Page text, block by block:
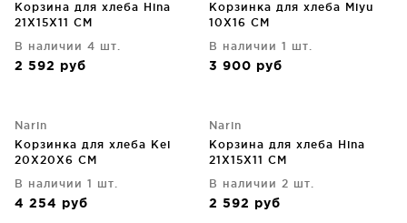
Корзина для хлеба Hina
21X15X11 CM
В наличии 4 шт.
2 592 руб
Корзинка для хлеба Miyu
10X16 CM
В наличии 1 шт.
3 900 руб
Narin
Корзинка для хлеба Kei
20X20X6 CM
В наличии 1 шт.
4 254 руб
Narin
Корзина для хлеба Hina
21X15X11 CM
В наличии 2 шт.
2 592 руб